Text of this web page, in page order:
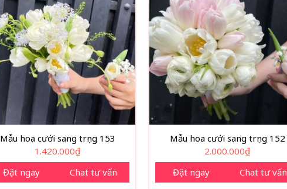
Mẫu hoa cưới sang trọng 153
1.420.000₫
Đặt ngay
Chat tư vấn
Mẫu hoa cưới sang trọng 152
2.000.000₫
Đặt ngay
Chat tư vấn